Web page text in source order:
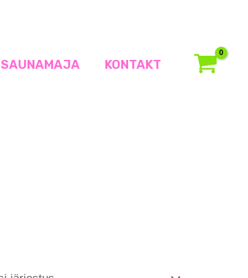
SAUNAMAJA KONTAKT